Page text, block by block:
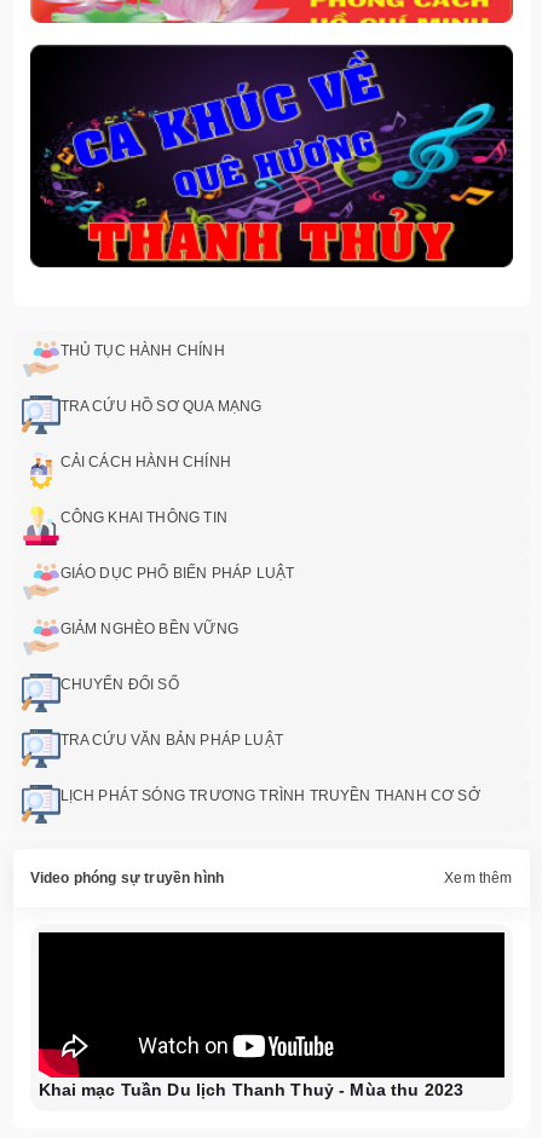
THỦ TỤC HÀNH CHÍNH
TRA CỨU HỒ SƠ QUA MẠNG
CẢI CÁCH HÀNH CHÍNH
CÔNG KHAI THÔNG TIN
GIÁO DỤC PHỔ BIẾN PHÁP LUẬT
GIẢM NGHÈO BỀN VỮNG
CHUYỂN ĐỔI SỐ
TRA CỨU VĂN BẢN PHÁP LUẬT
LỊCH PHÁT SÓNG TRƯƠNG TRÌNH TRUYỀN THANH CƠ SỞ
Video phóng sự truyền hình Xem thêm
Khai mạc Tuần Du lịch Thanh Thuỷ - Mùa thu 2023